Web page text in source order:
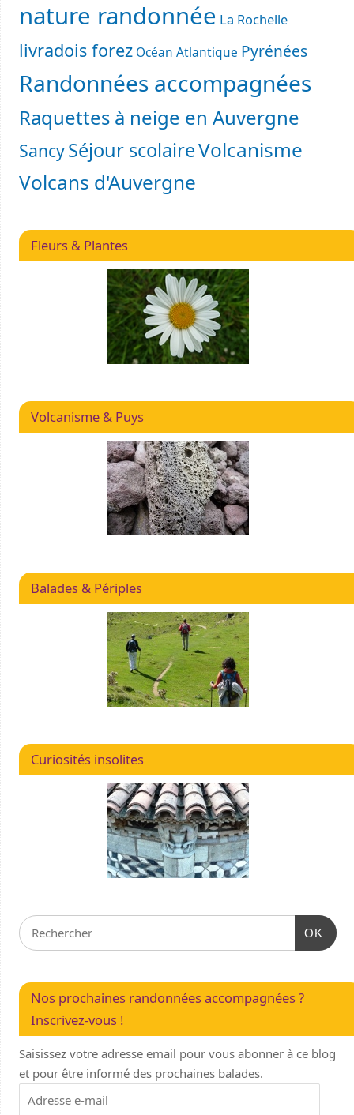
nature randonnée La Rochelle
livradois forez Océan Atlantique Pyrénées
Randonnées accompagnées
Raquettes à neige en Auvergne
SancySéjour scolaireVolcanisme
Volcans d'Auvergne
Fleurs & Plantes
Volcanisme & Puys
Balades & Périples
Curiosités insolites
OK
Nos prochaines randonnées accompagnées ?
Inscrivez-vous !
Saisissez votre adresse email pour vous abonner à ce blog
et pour être informé des prochaines balades.